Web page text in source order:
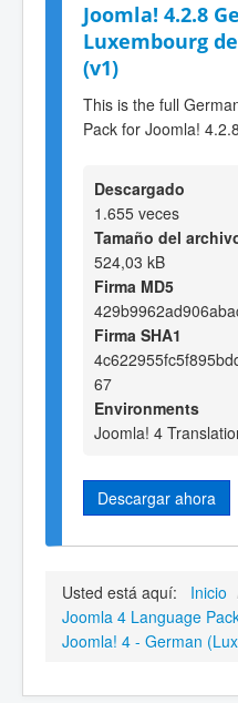
Joomla! 4.2.8
Luxembourg
(v1)
This is the full
Pack for Joomla! 4.2.8
Descargado
1.655 veces
Tamaño del
524,03 kB
Firma MD5
Firma SHA1
67
Environments
Joomla! 4
Descargar ahora
Usted está aquí: Inicio
Joomla 4 Language
Joomla! 4 - German